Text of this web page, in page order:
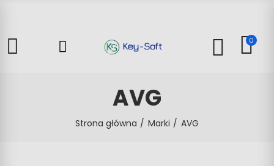
0
AVG
Strona główna Marki AVG